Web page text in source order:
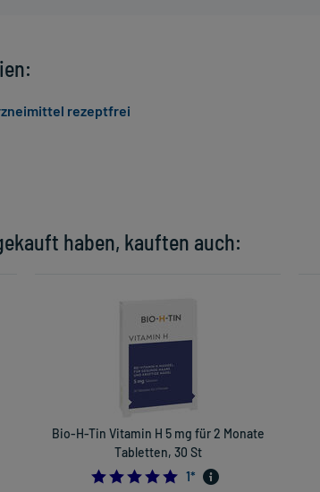
haben, kauften auch:
Bio-H-Tin Vitamin H 5 mg für 2 Monate
Tabletten, 30 St
5.0
1*
rezeptfrei